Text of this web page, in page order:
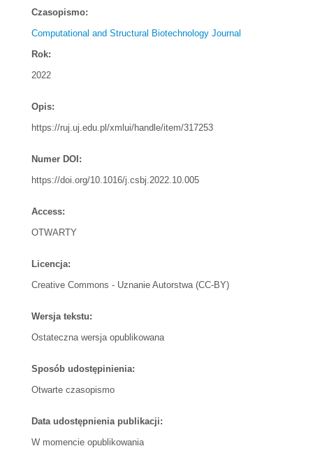
Czasopismo:
Computational and Structural Biotechnology Journal
Rok:
2022
Opis:
https://ruj.uj.edu.pl/xmlui/handle/item/317253
Numer DOI:
https://doi.org/10.1016/j.csbj.2022.10.005
Access:
OTWARTY
Licencja:
Creative Commons - Uznanie Autorstwa (CC-BY)
Wersja tekstu:
Ostateczna wersja opublikowana
Sposób udostępinienia:
Otwarte czasopismo
Data udostępnienia publikacji:
W momencie opublikowania